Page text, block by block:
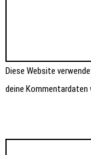
Diese Website
deine Kommentardaten